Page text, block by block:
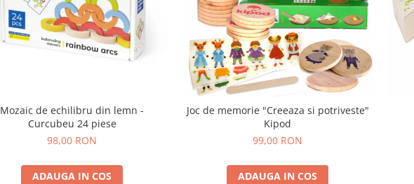
Mozaic de echilibru din lemn -
Curcubeu 24 piese
98,00 RON
ADAUGA IN COS
Joc de memorie "Creeaza si potriveste"
Kipod
99,00 RON
ADAUGA IN COS